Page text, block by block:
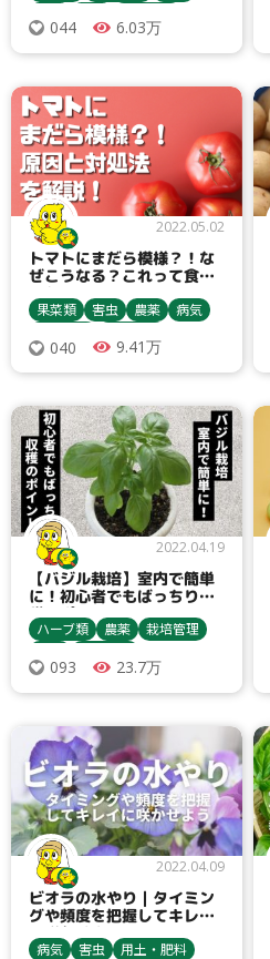
収穫・貯蔵
栽培方法
青枯病
うどんこ病
灰色かび病
ピーマン・唐辛子
土壌消毒剤
アブラムシ類
044 6.03万
2022.05.02
トマトにまだら模様？！な
ぜこうなる？これって食べ
られる？
果菜類 害虫 農薬
病気
収穫・貯蔵
トマト・ミニトマト
ハモグリバエ類
殺菌剤
うどんこ病
コナジラミ類
灰色かび病
アザミウマ類
黄化葉巻病
アブラムシ類
追肥
カメムシ類
マルチ
病害虫対策
ダニ類
040 9.41万
2022.04.19
【バジル栽培】室内で簡単
に！初心者でもばっちり収
穫のポイント
ハーブ類 農薬
栽培管理
種まき・育苗
収穫・貯蔵
バジル
殺虫剤
間引き
093 23.7万
2022.04.09
ビオラの水やり｜タイミン
グや頻度を把握してキレイ
に咲かせよう
病気 害虫
用土・肥料